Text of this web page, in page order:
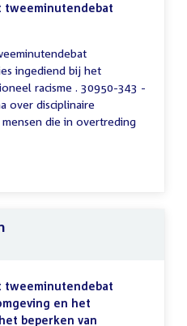
tweeminutendebat
ingediend bij het
racisme . 30950-343 -
over disciplinaire
die in overtreding
tweeminutendebat
en het
beperken van